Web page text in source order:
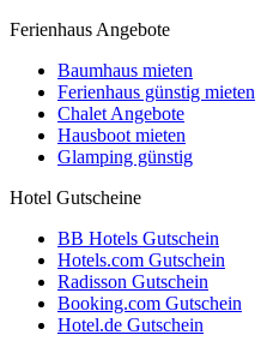
Ferienhaus Angebote
Baumhaus mieten
Ferienhaus günstig mieten
Chalet Angebote
Hausboot mieten
Glamping günstig
Hotel Gutscheine
BB Hotels Gutschein
Hotels.com Gutschein
Radisson Gutschein
Booking.com Gutschein
Hotel.de Gutschein